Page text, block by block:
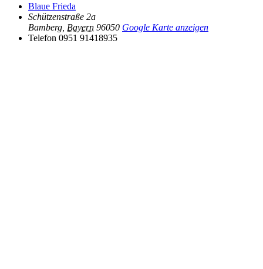
Blaue Frieda
Schützenstraße 2a
Bamberg Bayern 96050 Google Karte anzeigen
Telefon 0951 91418935